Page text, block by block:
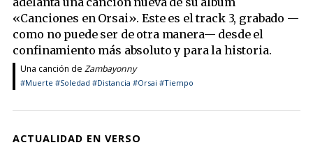
«Canciones en Orsai». Este es el track 3, grabado —
como no puede ser de otra manera— desde el
confinamiento más absoluto y para la historia.
Una canción de Zambayonny
#Muerte #Soledad #Distancia #Orsai #Tiempo
ACTUALIDAD EN VERSO